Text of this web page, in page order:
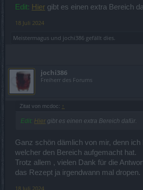
Edit: Hier gibt es einen extra Bereich
18 Juli 2024
Meistermagus und jochi386 gefällt dies.
jochi386
Freiherr des Forums
Zitat von mcdoc: ↑
Edit: Hier gibt es einen extra Bereich dafür.
Ganz schön dämlich von mir, denn ich
welcher den Bereich aufgemacht hat.
Trotz allem , vielen Dank für die
das Rezept ja irgendwann mal dropen.
18 Juli 2024